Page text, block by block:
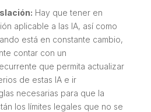
Hay que tener en
aplicable a las IA, así como
está en constante cambio,
contar con un
que permita actualizar
de estas IA e ir
necesarias para que la
los límites legales que no se